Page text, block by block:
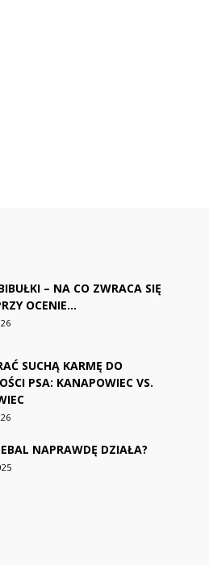
– NA CO ZWRACA SIĘ
OCENIE...
SUCHĄ KARMĘ DO
PSA: KANAPOWIEC VS.
NAPRAWDĘ DZIAŁA?